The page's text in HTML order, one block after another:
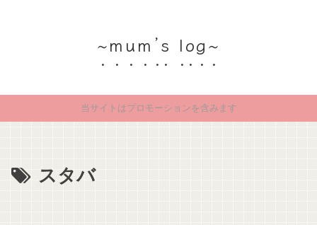
~mum’s log~
当サイトはプロモーションを含みます
スタバ